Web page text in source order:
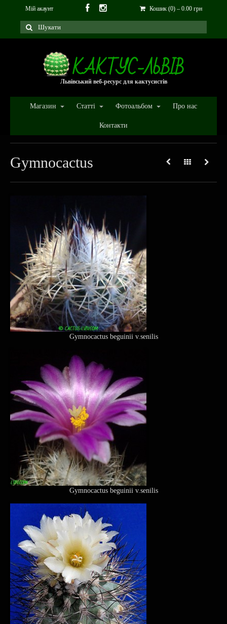
Мій акаунт Кошик (0) – 0.00 грн
Львівський веб-ресурс для кактусистів
Магазин Статті Фотоальбом Про нас
Контакти
Gymnocactus
Gymnocactus beguinii v.senilis
Gymnocactus beguinii v.senilis